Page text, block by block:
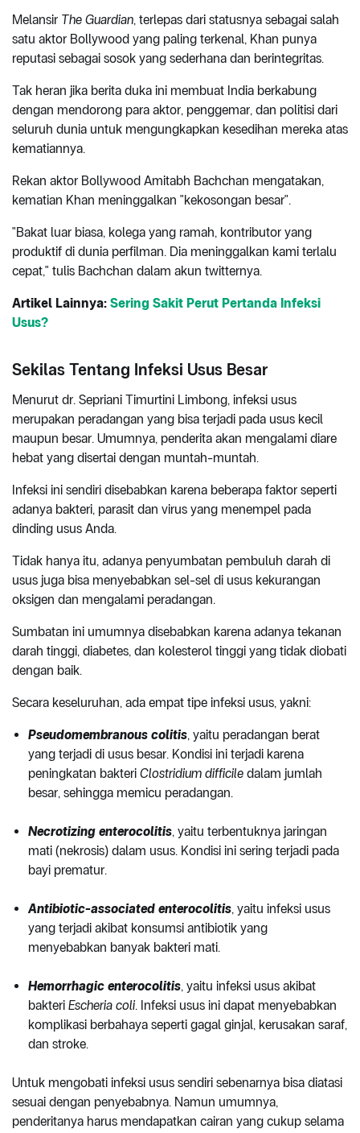
Melansir The Guardian, terlepas dari statusnya sebagai salah
satu aktor Bollywood yang paling terkenal, Khan punya
reputasi sebagai sosok yang sederhana dan berintegritas.
Tak heran jika berita duka ini membuat India berkabung
dengan mendorong para aktor, penggemar, dan politisi dari
seluruh dunia untuk mengungkapkan kesedihan mereka atas
kematiannya.
Rekan aktor Bollywood Amitabh Bachchan mengatakan,
kematian Khan meninggalkan "kekosongan besar".
"Bakat luar biasa, kolega yang ramah, kontributor yang
produktif di dunia perfilman. Dia meninggalkan kami terlalu
cepat," tulis Bachchan dalam akun twitternya.
Artikel Lainnya: Sering Sakit Perut Pertanda Infeksi
Usus?
Sekilas Tentang Infeksi Usus Besar
Menurut dr. Sepriani Timurtini Limbong, infeksi usus
merupakan peradangan yang bisa terjadi pada usus kecil
maupun besar. Umumnya, penderita akan mengalami diare
hebat yang disertai dengan muntah-muntah.
Infeksi ini sendiri disebabkan karena beberapa faktor seperti
adanya bakteri, parasit dan virus yang menempel pada
dinding usus Anda.
Tidak hanya itu, adanya penyumbatan pembuluh darah di
usus juga bisa menyebabkan sel-sel di usus kekurangan
oksigen dan mengalami peradangan.
Sumbatan ini umumnya disebabkan karena adanya tekanan
darah tinggi, diabetes, dan kolesterol tinggi yang tidak diobati
dengan baik.
Secara keseluruhan, ada empat tipe infeksi usus, yakni:
Pseudomembranous colitis, yaitu peradangan berat
yang terjadi di usus besar. Kondisi ini terjadi karena
peningkatan bakteri Clostridium difficile dalam jumlah
besar, sehingga memicu peradangan.
Necrotizing enterocolitis, yaitu terbentuknya jaringan
mati (nekrosis) dalam usus. Kondisi ini sering terjadi pada
bayi prematur.
Antibiotic-associated enterocolitis, yaitu infeksi usus
yang terjadi akibat konsumsi antibiotik yang
menyebabkan banyak bakteri mati.
Hemorrhagic enterocolitis, yaitu infeksi usus akibat
bakteri Escheria coli. Infeksi usus ini dapat menyebabkan
komplikasi berbahaya seperti gagal ginjal, kerusakan saraf,
dan stroke.
Untuk mengobati infeksi usus sendiri sebenarnya bisa diatasi
sesuai dengan penyebabnya. Namun umumnya,
penderitanya harus mendapatkan cairan yang cukup selama